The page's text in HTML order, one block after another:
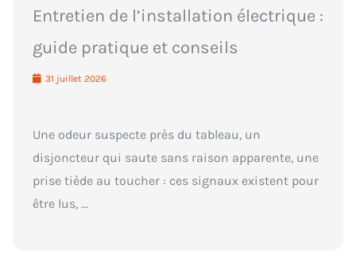
Entretien de l’installation électrique :
guide pratique et conseils
31 juillet 2026
Une odeur suspecte près du tableau, un
disjoncteur qui saute sans raison apparente, une
prise tiède au toucher : ces signaux existent pour
être lus, ...